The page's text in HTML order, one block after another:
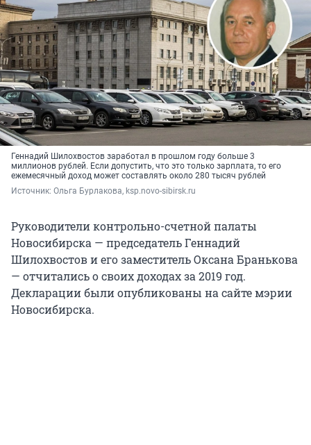
Геннадий Шилохвостов заработал в прошлом году больше 3
миллионов рублей. Если допустить, что это только зарплата, то его
ежемесячный доход может составлять около 280 тысяч рублей
Источник: Ольга Бурлакова, ksp.novo-sibirsk.ru
Руководители контрольно-счетной палаты
Новосибирска — председатель Геннадий
Шилохвостов и его заместитель Оксана Бранькова
— отчитались о своих доходах за 2019 год.
Декларации были опубликованы на сайте мэрии
Новосибирска.